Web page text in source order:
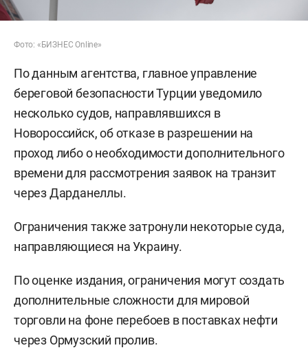
Фото: «БИЗНЕС Online»
По данным агентства, главное управление
береговой безопасности Турции уведомило
несколько судов, направлявшихся в
Новороссийск, об отказе в разрешении на
проход либо о необходимости дополнительного
времени для рассмотрения заявок на транзит
через Дарданеллы.
Ограничения также затронули некоторые суда,
направляющиеся на Украину.
По оценке издания, ограничения могут создать
дополнительные сложности для мировой
торговли на фоне перебоев в поставках нефти
через Ормузский пролив.